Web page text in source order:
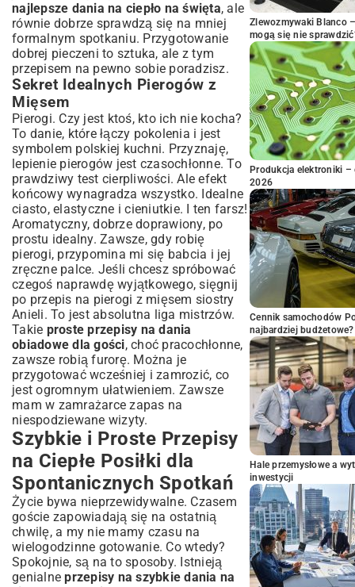
najlepsze dania na ciepło na święta, ale
równie dobrze sprawdzą się na mniej
formalnym spotkaniu. Przygotowanie
dobrej pieczeni to sztuka, ale z tym
przepisem na pewno sobie poradzisz.
Sekret Idealnych Pierogów z
Mięsem
Pierogi. Czy jest ktoś, kto ich nie kocha?
To danie, które łączy pokolenia i jest
symbolem polskiej kuchni. Przyznaję,
lepienie pierogów jest czasochłonne. To
prawdziwy test cierpliwości. Ale efekt
końcowy wynagradza wszystko. Idealne
ciasto, elastyczne i cieniutkie. I ten farsz!
Aromatyczny, dobrze doprawiony, po
prostu idealny. Zawsze, gdy robię
pierogi, przypomina mi się babcia i jej
zręczne palce. Jeśli chcesz spróbować
czegoś naprawdę wyjątkowego, sięgnij
po przepis na pierogi z mięsem siostry
Anieli. To jest absolutna liga mistrzów.
Takie proste przepisy na dania
obiadowe dla gości, choć pracochłonne,
zawsze robią furorę. Można je
przygotować wcześniej i zamrozić, co
jest ogromnym ułatwieniem. Zawsze
mam w zamrażarce zapas na
niespodziewane wizyty.
Szybkie i Proste Przepisy
na Ciepłe Posiłki dla
Spontanicznych Spotkań
Życie bywa nieprzewidywalne. Czasem
goście zapowiadają się na ostatnią
chwilę, a my nie mamy czasu na
wielogodzinne gotowanie. Co wtedy?
Spokojnie, są na to sposoby. Istnieją
genialneprzepisy na szybkie dania na
Zlewozmywaki Blanco
mogą się nie
Produkcja elektroniki –
2026
Cennik samochodów
najbardziej budżetowe?
Hale przemysłowe a
inwestycji